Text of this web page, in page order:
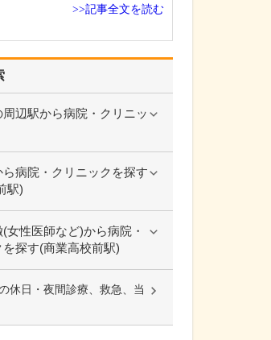
辺駅から病院・クリニッ
病院・クリニックを探す
駅)
女性医師など)から病院・
を探す(商業高校前駅)
休日・夜間診療、救急、当
>>記事全文を読む